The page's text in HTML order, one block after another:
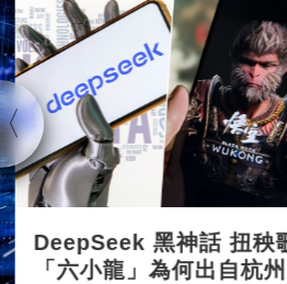
DeepSeek 黑神話 扭秧
「六小龍」為何出自杭